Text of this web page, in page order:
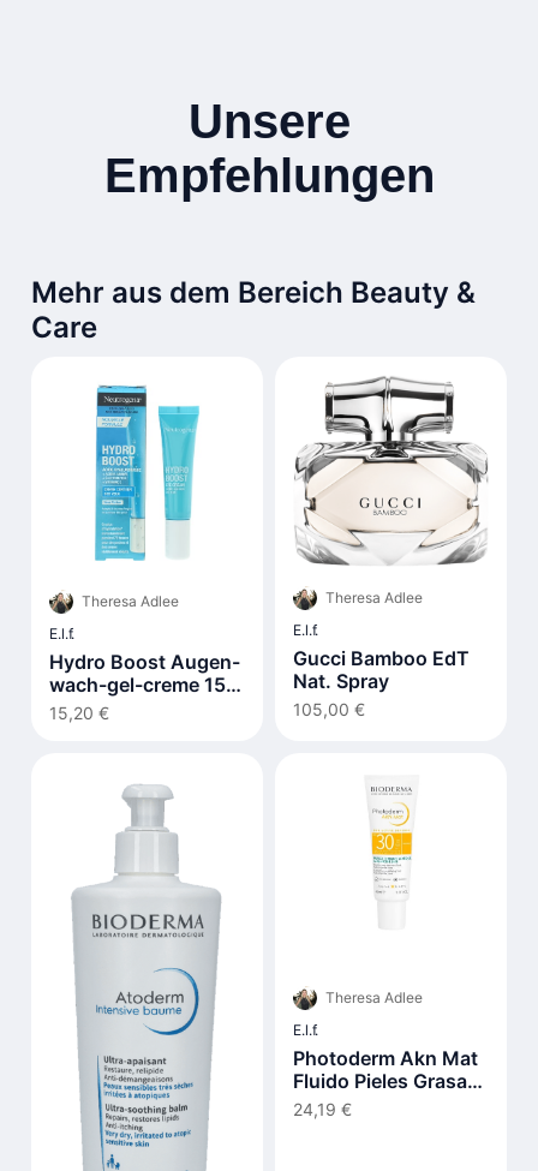
Unsere
Empfehlungen
Mehr aus dem Bereich Beauty &
Care
Theresa Adlee
E.l.f.
Hydro Boost Augen-
wach-gel-creme 15
ml
15,20 €
Theresa Adlee
E.l.f.
Gucci Bamboo EdT
Nat. Spray
105,00 €
Theresa Adlee
E.l.f.
Photoderm Akn Mat
Fluido Pieles Grasas
Y Acnéicas Spf30 40
24,19 €